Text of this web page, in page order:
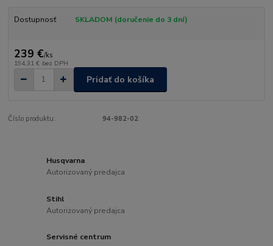
Dostupnosť SKLADOM (doručenie do 3 dní)
239 €/ks
194,31 € bez DPH
Pridať do košíka
Číslo produktu: 94-982-02
Husqvarna
Autorizovaný predajca
Stihl
Autorizovaný predajca
Servisné centrum